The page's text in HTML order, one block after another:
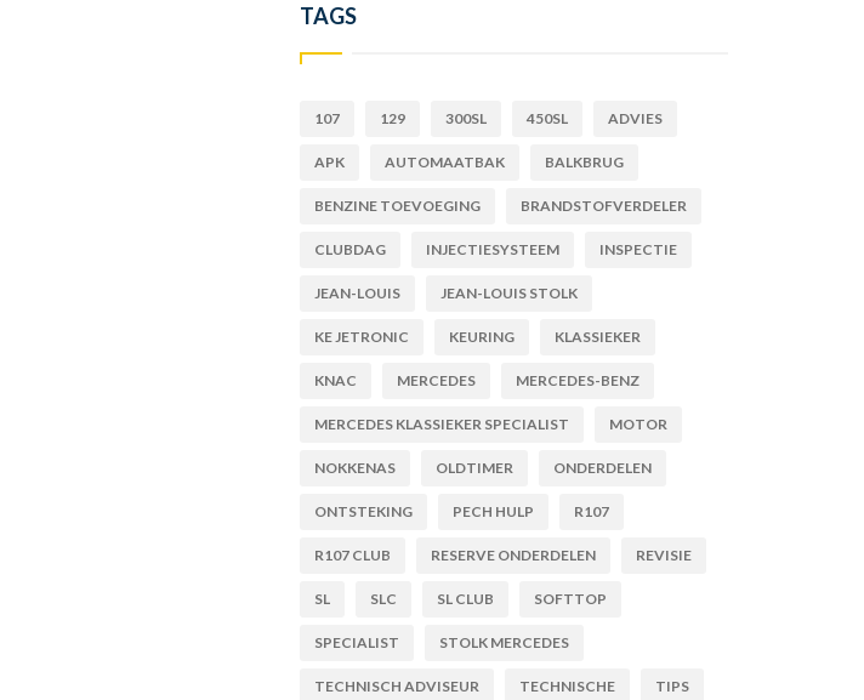
TAGS
107 129 300SL 450SL ADVIES
APK AUTOMAATBAK BALKBRUG
BENZINE TOEVOEGING BRANDSTOFVERDELER
CLUBDAG INJECTIESYSTEEM INSPECTIE
JEAN-LOUIS JEAN-LOUIS STOLK
KE JETRONIC KEURING KLASSIEKER
KNAC MERCEDES MERCEDES-BENZ
MERCEDES KLASSIEKER SPECIALIST MOTOR
NOKKENAS OLDTIMER ONDERDELEN
ONTSTEKING PECH HULP R107
R107 CLUB RESERVE ONDERDELEN REVISIE
SL SLC SL CLUB SOFTTOP
SPECIALIST STOLK MERCEDES
TECHNISCH ADVISEUR TECHNISCHE TIPS